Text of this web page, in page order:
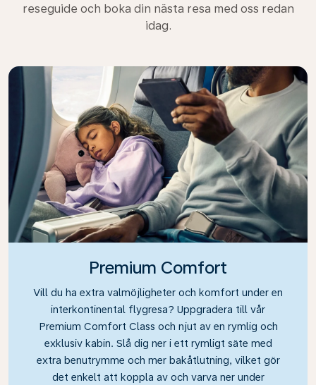
reseguide och boka din nästa resa med oss redan
idag.
Premium Comfort
Vill du ha extra valmöjligheter och komfort under en
interkontinental flygresa? Uppgradera till vår
Premium Comfort Class och njut av en rymlig och
exklusiv kabin. Slå dig ner i ett rymligt säte med
extra benutrymme och mer bakåtlutning, vilket gör
det enkelt att koppla av och varva ner under